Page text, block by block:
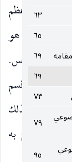
٦٣
٦٥
٦٩
٦٩
٧٣
٧٩
٩٥
الشيخ الأعظم
بما هو
صفة في النّفس.
آخر حيث قسم
الموضوع لذلك
المقطوع به